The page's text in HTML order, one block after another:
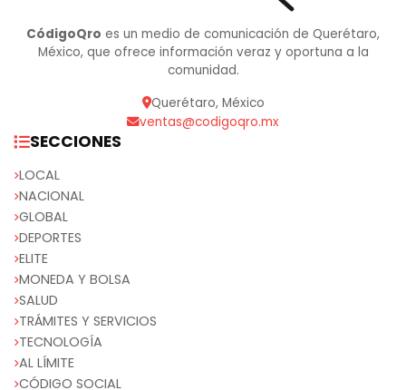
CódigoQro es un medio de comunicación de Querétaro,
México, que ofrece información veraz y oportuna a la
comunidad.
Querétaro, México
ventas@codigoqro.mx
SECCIONES
LOCAL
NACIONAL
GLOBAL
DEPORTES
ELITE
MONEDA Y BOLSA
SALUD
TRÁMITES Y SERVICIOS
TECNOLOGÍA
AL LÍMITE
CÓDIGO SOCIAL